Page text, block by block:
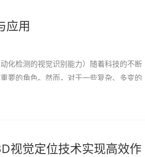
应用
化检测的视觉识别能力）随着科技的不断
要的角色。然而，对于一些复杂、多变的
满
视觉定位技术实现高效作